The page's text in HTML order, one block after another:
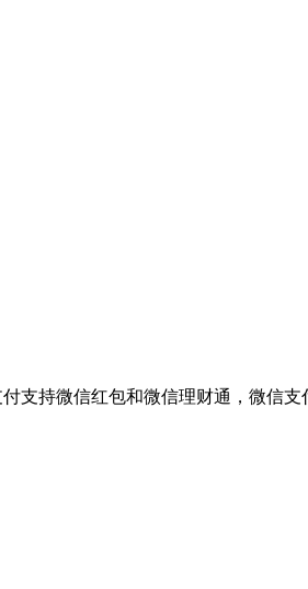
支持微信红包和微信理财通，微信